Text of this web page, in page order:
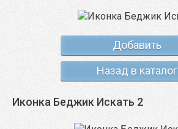
Добавить
Назад в каталог
Иконка Беджик Искать 2